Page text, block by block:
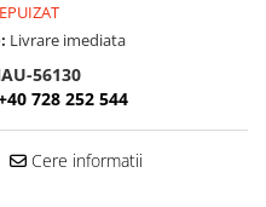
Livrare imediata
56130
728 252 544
Cere informatii